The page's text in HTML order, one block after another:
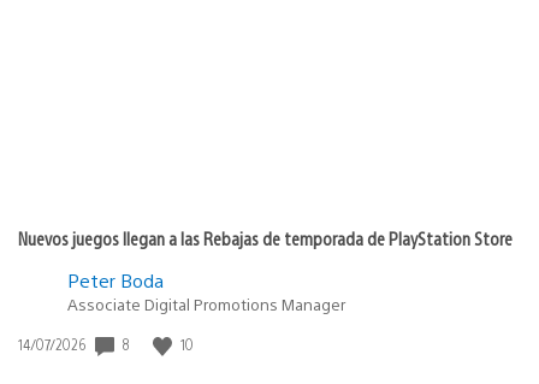
Nuevos juegos llegan a las Rebajas de temporada de PlayStation Store
Peter Boda
Associate Digital Promotions Manager
Fecha
14/07/2026 8 10